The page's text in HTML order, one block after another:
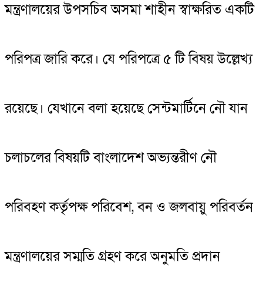
মন্ত্রণালয়ের উপসচিব অসমা শাহীন স্বাক্ষরিত একটি
পরিপত্র জারি করে। যে পরিপত্রে ৫ টি বিষয় উল্লেখ্য
রয়েছে। যেখানে বলা হয়েছে সেন্টমার্টিনে নৌ যান
চলাচলের বিষয়টি বাংলাদেশ অভ্যন্তরীণ নৌ
পরিবহণ কর্তৃপক্ষ পরিবেশ, বন ও জলবায়ু পরিবর্তন
মন্ত্রণালয়ের সম্মতি গ্রহণ করে অনুমতি প্রদান